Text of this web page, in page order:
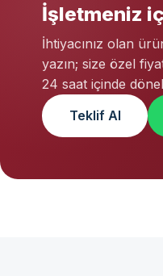
İşletmeniz
İhtiyacınız olan
yazın; size özel
24 saat içinde
Teklif Al